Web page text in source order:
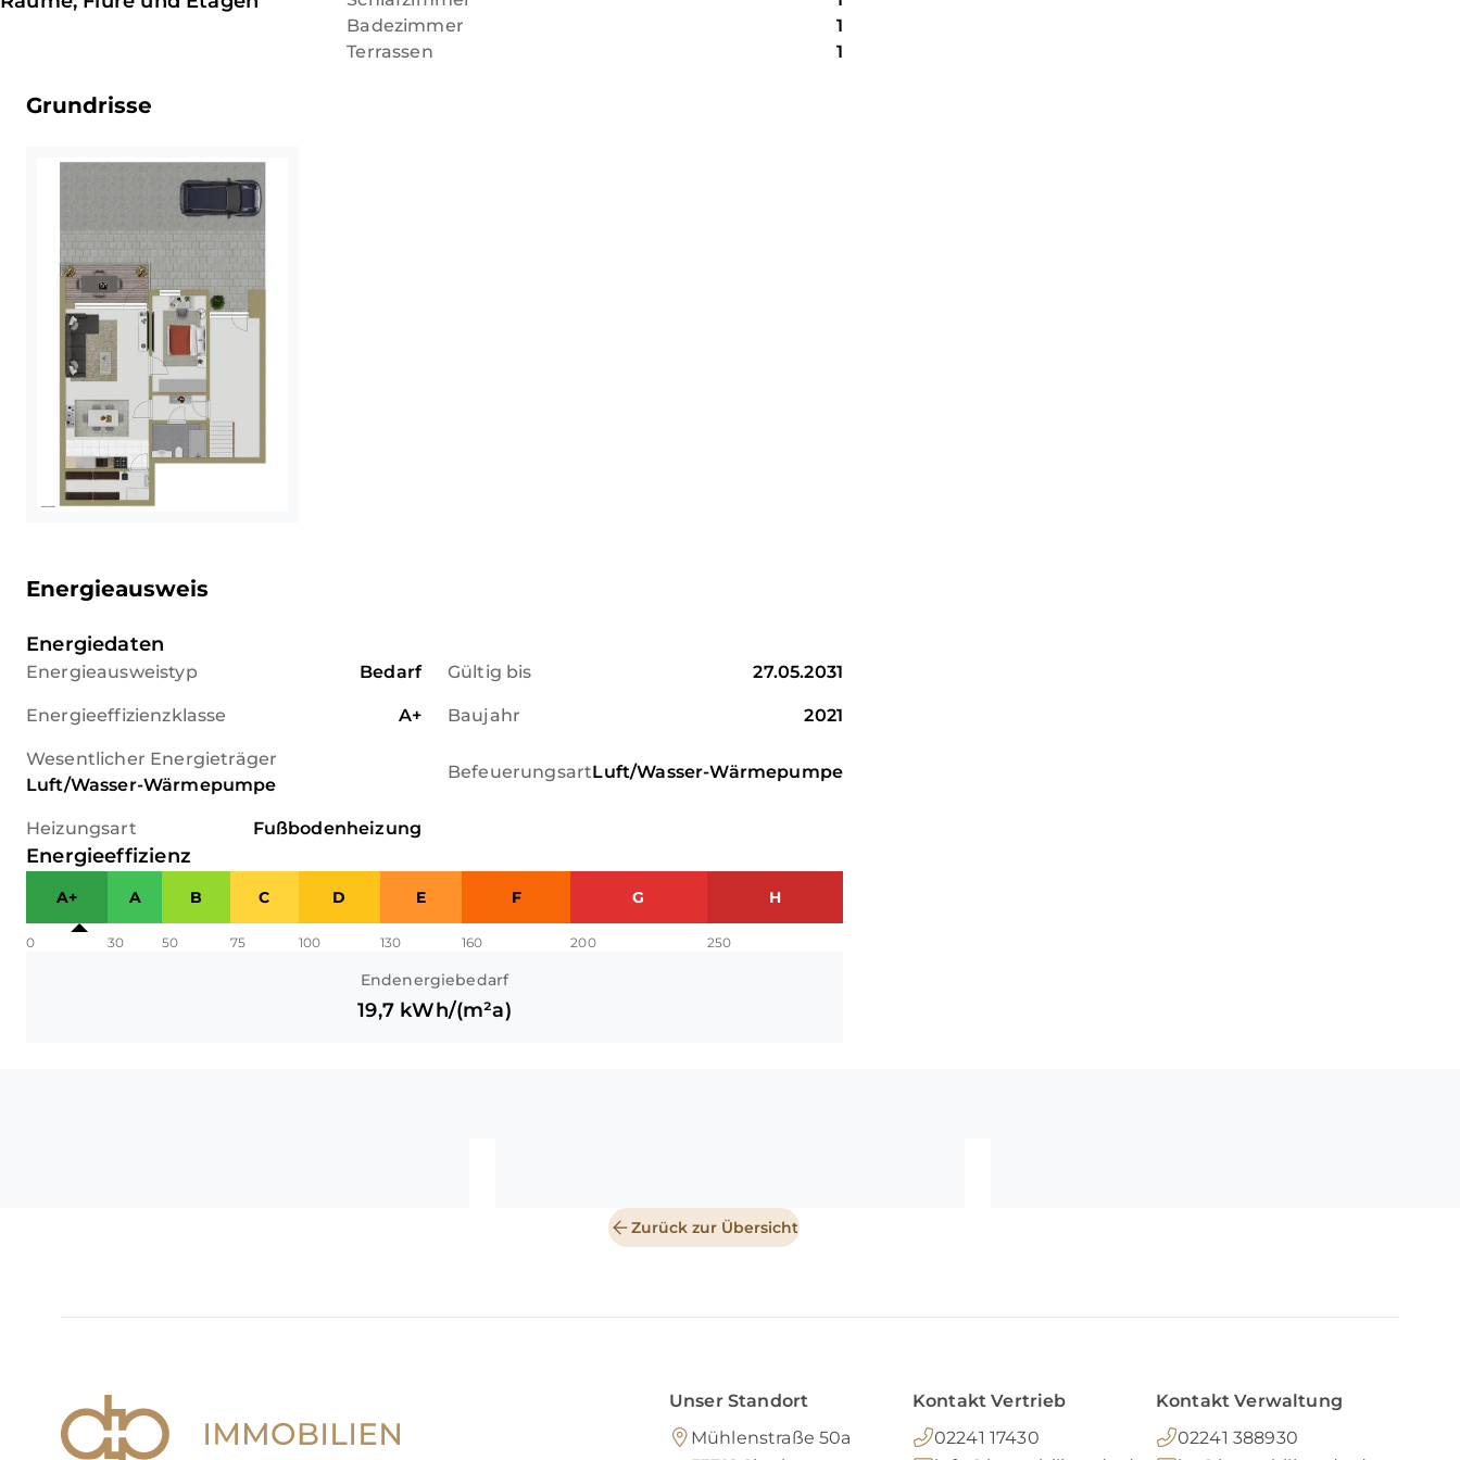
Entwicklung, die Sicherheit und Wertsteigerungspotenzial für Kapitalanleger garantiert. Wer
Badezimmer
1
Terrassen
1
Grundrisse
Energieausweis
Energiedaten
Energieausweistyp Bedarf Gültig bis 27.05.2031
Energieeffizienzklasse A+ Baujahr 2021
Wesentlicher Energieträger
Luft/Wasser-Wärmepumpe
BefeuerungsartLuft/Wasser-Wärmepumpe
Heizungsart Fußbodenheizung
Energieeffizienz
A+ A B C D E F G H
0 30 50 75 100 130 160 200 250
Endenergiebedarf
19,7 kWh/(m²a)
Zurück zur Übersicht
Unser Standort
Mühlenstraße 50a
Kontakt Vertrieb
02241 17430
Kontakt Verwaltung
02241 388930